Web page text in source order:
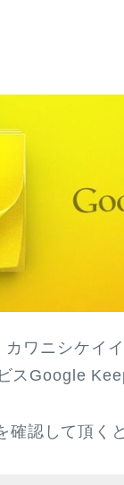
ワニシケイ
スGoogle
確認して頂く